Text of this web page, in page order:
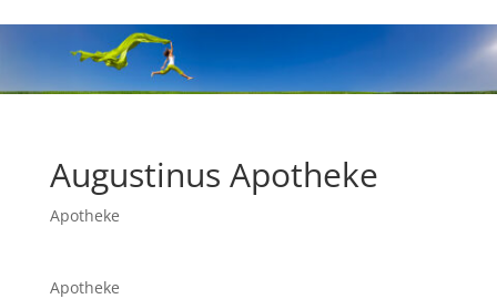
Augustinus Apotheke
Apotheke
Apotheke